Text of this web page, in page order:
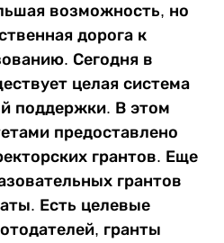
возможность, но
дорога к
Сегодня в
целая система
поддержки. В этом
предоставлено
грантов. Еще
грантов
Есть целевые
гранты